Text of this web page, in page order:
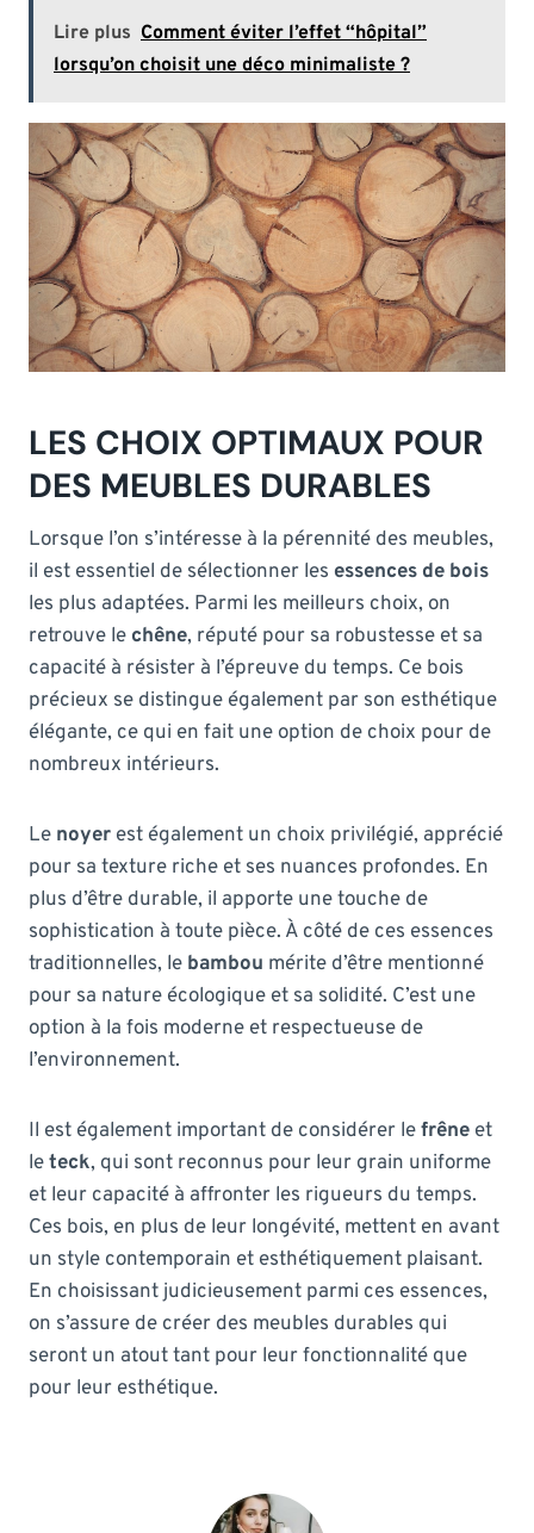
Lire plus Comment éviter l’effet “hôpital”
lorsqu’on choisit une déco minimaliste ?
LES CHOIX OPTIMAUX POUR
DES MEUBLES DURABLES
Lorsque l’on s’intéresse à la pérennité des meubles,
il est essentiel de sélectionner les essences de bois
les plus adaptées. Parmi les meilleurs choix, on
retrouve le chêne, réputé pour sa robustesse et sa
capacité à résister à l’épreuve du temps. Ce bois
précieux se distingue également par son esthétique
élégante, ce qui en fait une option de choix pour de
nombreux intérieurs.
Le noyer est également un choix privilégié, apprécié
pour sa texture riche et ses nuances profondes. En
plus d’être durable, il apporte une touche de
sophistication à toute pièce. À côté de ces essences
traditionnelles, le bambou mérite d’être mentionné
pour sa nature écologique et sa solidité. C’est une
option à la fois moderne et respectueuse de
l’environnement.
Il est également important de considérer lefrêne et
leteck, qui sont reconnus pour leur grain uniforme
et leur capacité à affronter les rigueurs du temps.
Ces bois, en plus de leur longévité, mettent en avant
un style contemporain et esthétiquement plaisant.
En choisissant judicieusement parmi ces essences,
on s’assure de créer des meubles durables qui
seront un atout tant pour leur fonctionnalité que
pour leur esthétique.